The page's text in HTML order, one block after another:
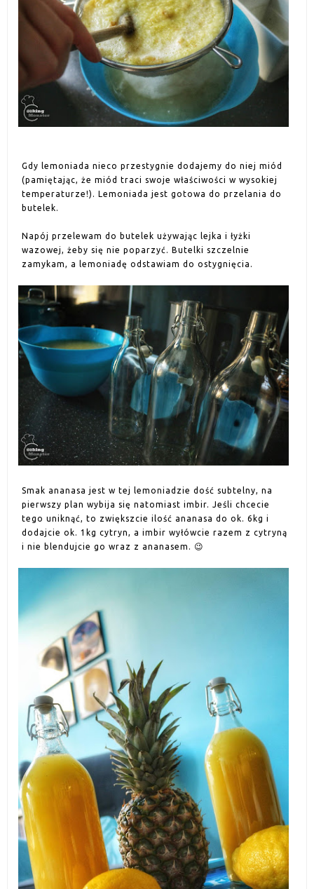
Gdy lemoniada nieco przestygnie dodajemy do niej miód
(pamiętając, że miód traci swoje właściwości w wysokiej
temperaturze!). Lemoniada jest gotowa do przelania do
butelek.
Napój przelewam do butelek używając lejka i łyżki
wazowej, żeby się nie poparzyć. Butelki szczelnie
zamykam, a lemoniadę odstawiam do ostygnięcia.
Smak ananasa jest w tej lemoniadzie dość subtelny, na
pierwszy plan wybija się natomiast imbir. Jeśli chcecie
tego uniknąć, to zwiększcie ilość ananasa do ok. 6kg i
dodajcie ok. 1kg cytryn, a imbir wyłówcie razem z cytryną
i nie blendujcie go wraz z ananasem. 😉